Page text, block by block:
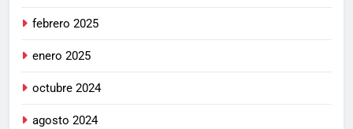
febrero 2025
enero 2025
octubre 2024
agosto 2024